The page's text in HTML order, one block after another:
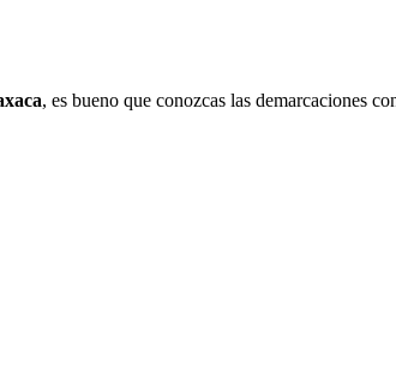
, es bueno que conozcas las demarcaciones